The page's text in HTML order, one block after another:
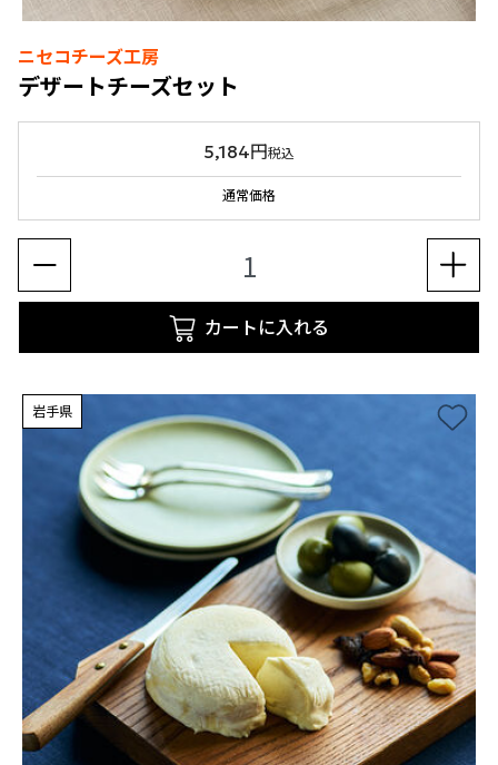
ニセコチーズ工房
デザートチーズセット
5,184円税込
通常価格
カートに入れる
岩手県